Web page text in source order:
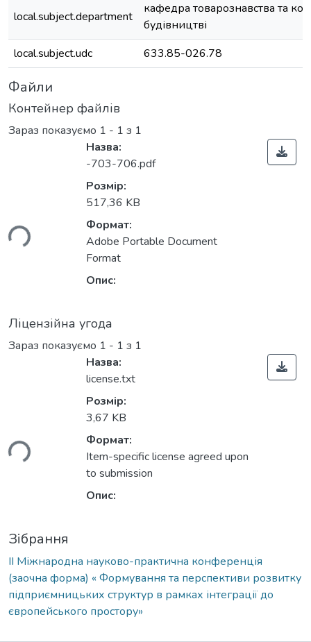
local.subject.department
кафедра товарознавства та
будівництві
local.subject.udc
633.85-026.78
Файли
Контейнер файлів
Зараз показуємо 1 - 1 з 1
Назва:
-703-706.pdf
Розмір:
517,36 KB
Формат:
Adobe Portable Document
Format
Опис:
Ліцензійна угода
Зараз показуємо 1 - 1 з 1
Назва:
license.txt
Розмір:
3,67 KB
Формат:
Item-specific license agreed upon
to submission
Опис:
Зібрання
ІІ Міжнародна науково-практична конференція
(заочна форма) « Формування та перспективи розвитку
підприємницьких структур в рамках інтеграції до
європейського простору»